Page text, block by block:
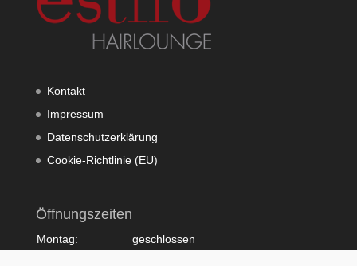
Kontakt
Impressum
Datenschutzerklärung
Cookie-Richtlinie (EU)
Öffnungszeiten
Montag:
geschlossen